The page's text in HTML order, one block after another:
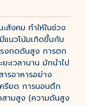
งคม ทำให้ในช่วง
แนวโน้มเกิดขึ้นกับ
งกดดันสูง การตก
ะเวลานาน มักนำไป
รอาหารอย่าง
รียด การนอนดึก
ามสูง (ความดันสูง